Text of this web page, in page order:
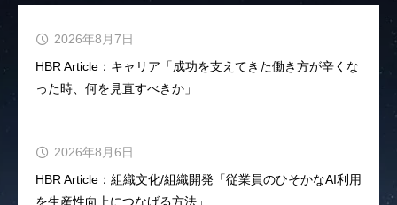
HBR Article：キャリア「成功を支えてきた働き方が辛くな
った時、何を見直すべきか」
2026年8月7日
HBR Article：組織文化/組織開発「従業員のひそかなAI利用
を生産性向上につなげる方法」
2026年8月6日